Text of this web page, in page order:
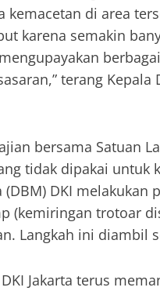
kemacetan di area
karena semakin
terang
bersama Satuan
tidak dipakai untuk
(DBM) DKI
(kemiringan trotoar
Langkah ini diambil
Jakarta terus